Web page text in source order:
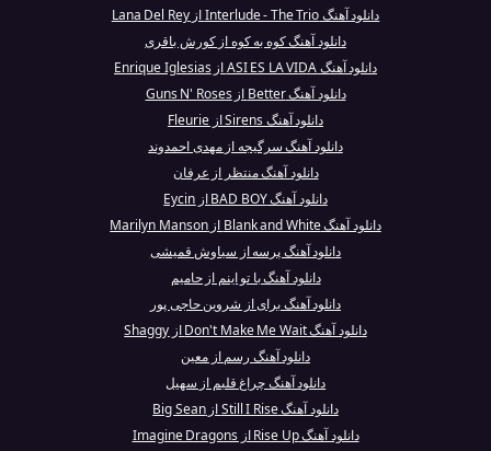
دانلود آهنگ Interlude - The Trio از Lana Del Rey
دانلود آهنگ کوه به کوه از کورش باقری
دانلود آهنگ ASI ES LA VIDA از Enrique Iglesias
دانلود آهنگ Better از Guns N' Roses
دانلود آهنگ Sirens از Fleurie
دانلود آهنگ سرگیجه از مهدی احمدوند
دانلود آهنگ منتظر از عرفان
دانلود آهنگ BAD BOY از Eycin
دانلود آهنگ Blank and White از Marilyn Manson
دانلود آهنگ پرسه از سیاوش قمیشی
دانلود آهنگ با تو اینم از حامیم
دانلود آهنگ برای از شروین حاجی پور
دانلود آهنگ Don't Make Me Wait از Shaggy
دانلود آهنگ رسم از معین
دانلود آهنگ چراغ قلبم از سهیل
دانلود آهنگ Still I Rise از Big Sean
دانلود آهنگ Rise Up از Imagine Dragons